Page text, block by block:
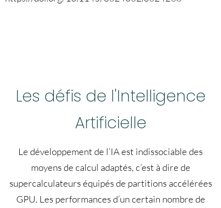
Les défis de l'Intelligence
Artificielle
Le développement de l’IA est indissociable des
moyens de calcul adaptés, c’est à dire de
supercalculateurs équipés de partitions accélérées
GPU. Les performances d’un certain nombre de